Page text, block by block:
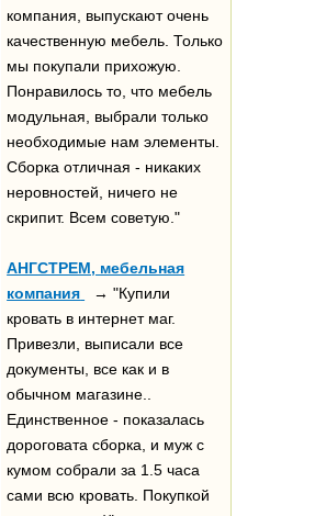
компания, выпускают очень
качественную мебель. Только
мы покупали прихожую.
Понравилось то, что мебель
модульная, выбрали только
необходимые нам элементы.
Сборка отличная - никаких
неровностей, ничего не
скрипит. Всем советую."
АНГСТРЕМ, мебельная
компания
→ "Купили
кровать в интернет маг.
Привезли, выписали все
документы, все как и в
обычном магазине..
Единственное - показалась
дороговата сборка, и муж с
кумом собрали за 1.5 часа
сами всю кровать. Покупкой